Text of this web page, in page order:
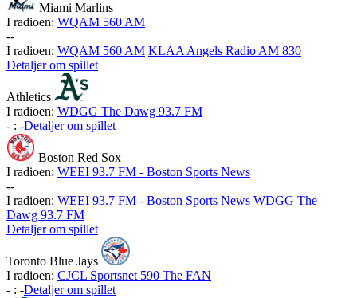
Miami Marlins
I radioen: WQAM 560 AM
--
I radioen: WQAM 560 AM KLAA Angels Radio AM 830
Detaljer om spillet
Athletics
I radioen: WDGG The Dawg 93.7 FM
- : -Detaljer om spillet
Boston Red Sox
I radioen: WEEI 93.7 FM - Boston Sports News
--
I radioen: WEEI 93.7 FM - Boston Sports News WDGG The
Dawg 93.7 FM
Detaljer om spillet
Toronto Blue Jays
I radioen: CJCL Sportsnet 590 The FAN
- : -Detaljer om spillet